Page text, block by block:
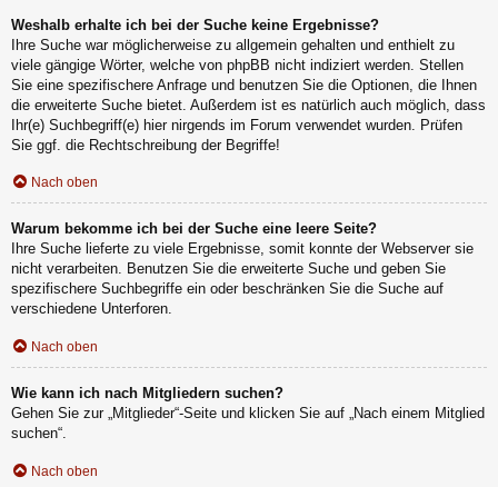
Weshalb erhalte ich bei der Suche keine Ergebnisse?
Ihre Suche war möglicherweise zu allgemein gehalten und enthielt zu
viele gängige Wörter, welche von phpBB nicht indiziert werden. Stellen
Sie eine spezifischere Anfrage und benutzen Sie die Optionen, die Ihnen
die erweiterte Suche bietet. Außerdem ist es natürlich auch möglich, dass
Ihr(e) Suchbegriff(e) hier nirgends im Forum verwendet wurden. Prüfen
Sie ggf. die Rechtschreibung der Begriffe!
Nach oben
Warum bekomme ich bei der Suche eine leere Seite?
Ihre Suche lieferte zu viele Ergebnisse, somit konnte der Webserver sie
nicht verarbeiten. Benutzen Sie die erweiterte Suche und geben Sie
spezifischere Suchbegriffe ein oder beschränken Sie die Suche auf
verschiedene Unterforen.
Nach oben
Wie kann ich nach Mitgliedern suchen?
Gehen Sie zur „Mitglieder“-Seite und klicken Sie auf „Nach einem Mitglied
suchen“.
Nach oben